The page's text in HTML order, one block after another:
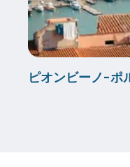
ピオンビーノ-ポ